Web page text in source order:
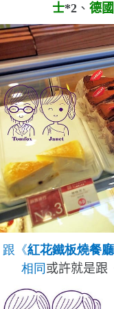
士*2、 德
跟 《紅花鐵板燒餐廳
相同 或許就是跟